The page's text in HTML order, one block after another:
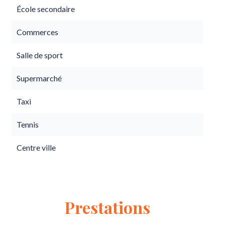
École secondaire
Commerces
Salle de sport
Supermarché
Taxi
Tennis
Centre ville
Prestations